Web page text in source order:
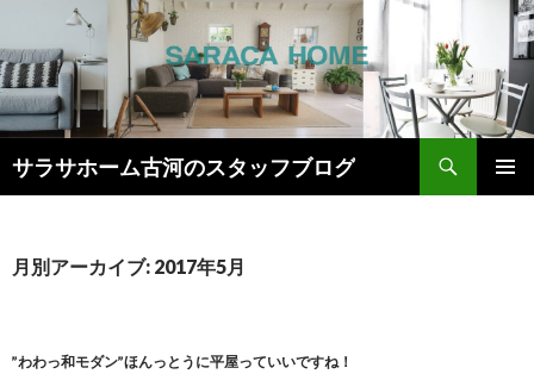
サラサホーム古河のスタッフブログ
索
ン
キ
月別アーカイブ: 2017年5月
”わわっ和モダン”ほんっとうに平屋っていいですね！